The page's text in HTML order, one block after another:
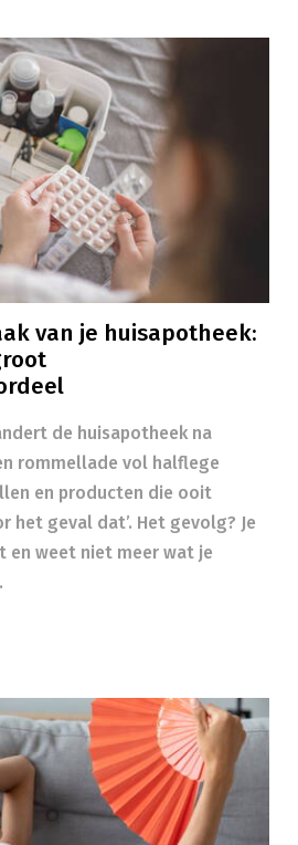
van je huisapotheek:
de huisapotheek na
rommellade vol halflege
en producten die ooit
het geval dat’. Het gevolg? Je
en weet niet meer wat je